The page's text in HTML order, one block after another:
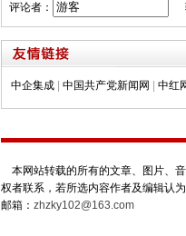
评论者：
中企集成 中国共产党新闻网 中红
本网站转载的所有的文章、图片、
权者联系，若所选内容作者及编辑认
邮箱： zhzky102@163.com